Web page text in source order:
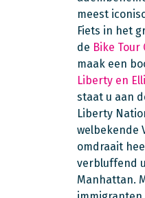
meest
Fiets in het
de Bike Tour
maak een
Liberty en
staat u aan
Liberty
welbekende
omdraait
verbluffend
Manhattan.